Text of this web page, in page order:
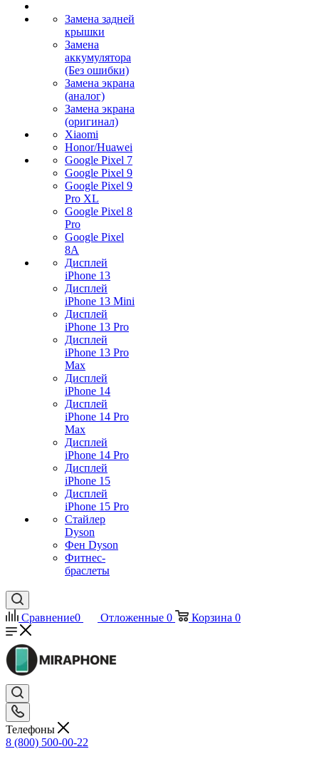
Замена задней
крышки
Замена
аккумулятора
(Без ошибки)
Замена экрана
(аналог)
Замена экрана
(оригинал)
Xiaomi
Honor/Huawei
Google Pixel 7
Google Pixel 9
Google Pixel 9
Pro XL
Google Pixel 8
Pro
Google Pixel
8A
Дисплей
iPhone 13
Дисплей
iPhone 13 Mini
Дисплей
iPhone 13 Pro
Дисплей
iPhone 13 Pro
Max
Дисплей
iPhone 14
Дисплей
iPhone 14 Pro
Max
Дисплей
iPhone 14 Pro
Дисплей
iPhone 15
Дисплей
iPhone 15 Pro
Стайлер
Dyson
Фен Dyson
Фитнес-
браслеты
Сравнение0 Отложенные 0 Корзина 0
Телефоны
8 (800) 500-00-22